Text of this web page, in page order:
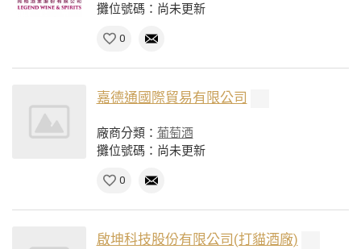
攤位號碼：尚未更新
0
嘉德通國際貿易有限公司
廠商分類： 葡萄酒
攤位號碼：尚未更新
0
啟坤科技股份有限公司(打貓酒廠)